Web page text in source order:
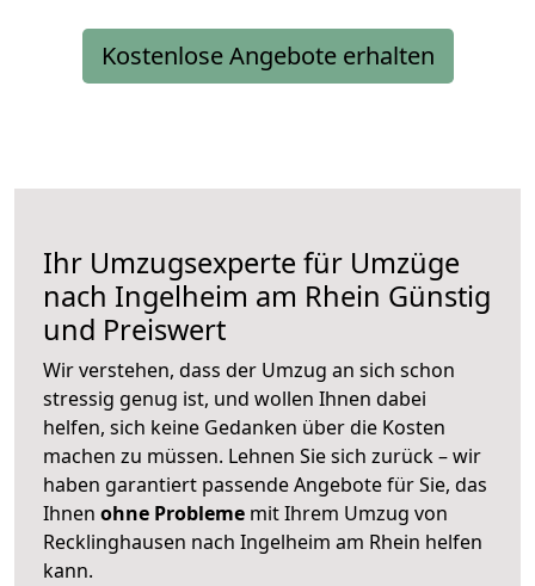
Kostenlose Angebote erhalten
Ihr Umzugsexperte für Umzüge
nach Ingelheim am Rhein Günstig
und Preiswert
Wir verstehen, dass der Umzug an sich schon
stressig genug ist, und wollen Ihnen dabei
helfen, sich keine Gedanken über die Kosten
machen zu müssen. Lehnen Sie sich zurück – wir
haben garantiert passende Angebote für Sie, das
Ihnen ohne Probleme mit Ihrem Umzug von
Recklinghausen nach Ingelheim am Rhein helfen
kann.